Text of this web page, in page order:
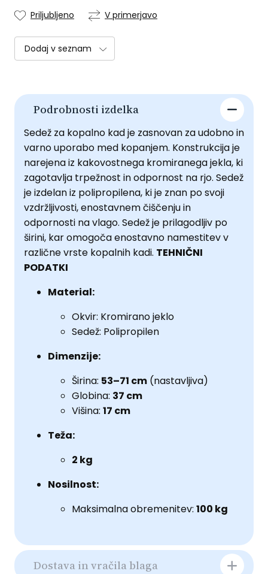
Priljubljeno V primerjavo
Dodaj v seznam
Podrobnosti izdelka
Sedež za kopalno kad je zasnovan za udobno in
varno uporabo med kopanjem. Konstrukcija je
narejena iz kakovostnega kromiranega jekla, ki
zagotavlja trpežnost in odpornost na rjo. Sedež
je izdelan iz polipropilena, ki je znan po svoji
vzdržljivosti, enostavnem čiščenju in
odpornosti na vlago. Sedež je prilagodljiv po
širini, kar omogoča enostavno namestitev v
različne vrste kopalnih kadi. TEHNIČNI
PODATKI
Material:
Okvir: Kromirano jeklo
Sedež: Polipropilen
Dimenzije:
Širina: 53–71 cm (nastavljiva)
Globina: 37 cm
Višina: 17 cm
Teža:
2 kg
Nosilnost:
Maksimalna obremenitev: 100 kg
Dostava in vračila blaga